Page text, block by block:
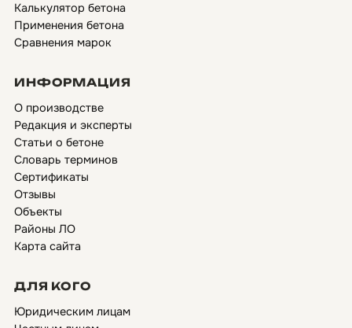
Калькулятор бетона
Применения бетона
Сравнения марок
ИНФОРМАЦИЯ
О производстве
Редакция и эксперты
Статьи о бетоне
Словарь терминов
Сертификаты
Отзывы
Объекты
Районы ЛО
Карта сайта
ДЛЯ КОГО
Юридическим лицам